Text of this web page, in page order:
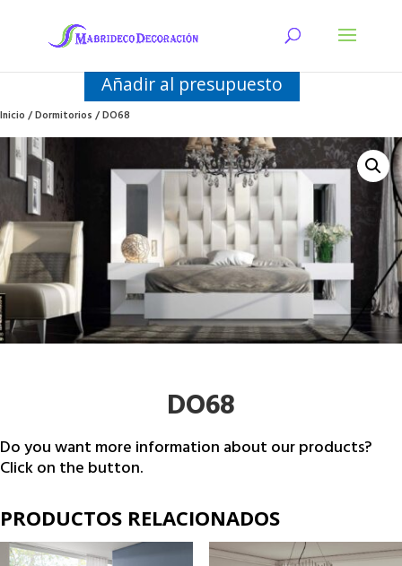
Añadir al presupuesto
Inicio/Dormitorios/ DO68
DO68
Do you want more information about our products?
Click on the button.
PRODUCTOS RELACIONADOS